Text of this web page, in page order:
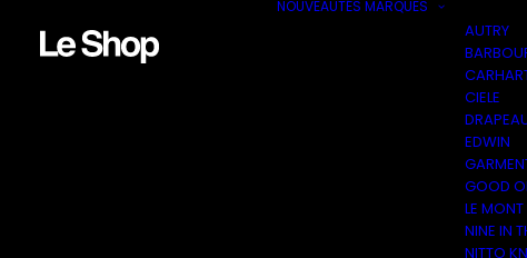
NOUVEAUTÉS MARQUES
AUTRY
CIELE
EDWIN
GOOD
LE
NINE IN
NITTO